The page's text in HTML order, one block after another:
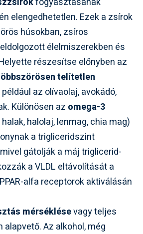
elengedhetetlen. Ezek a zsírok
húsokban, zsíros
élelmiszerekben és
részesítse előnyben az
telítetlen
az olívaolaj, avokádó,
Különösen az omega-3
halolaj, lenmag, chia mag)
a trigliceridszint
gátolják a máj triglicerid-
a VLDL eltávolítását a
alfa receptorok aktiválásán
mérséklésevagy teljes
Az alkohol, még